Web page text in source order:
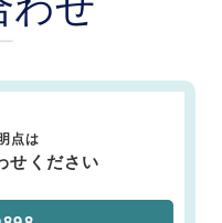
点は
せください